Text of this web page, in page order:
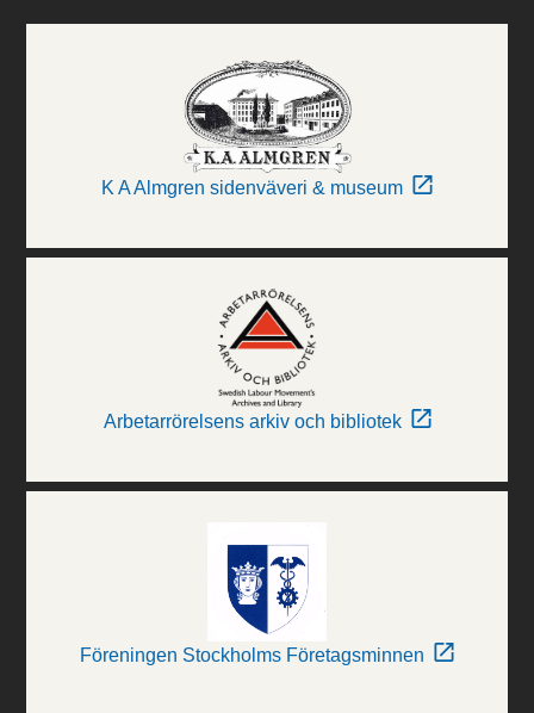
K A Almgren sidenväveri & museum
Arbetarrörelsens arkiv och bibliotek
Föreningen Stockholms Företagsminnen